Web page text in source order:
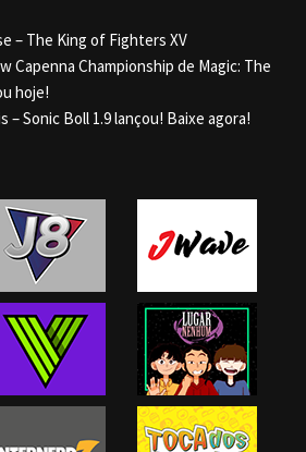
– The King of Fighters XV
Capenna Championship de Magic: The
hoje!
– Sonic Boll 1.9 lançou! Baixe agora!